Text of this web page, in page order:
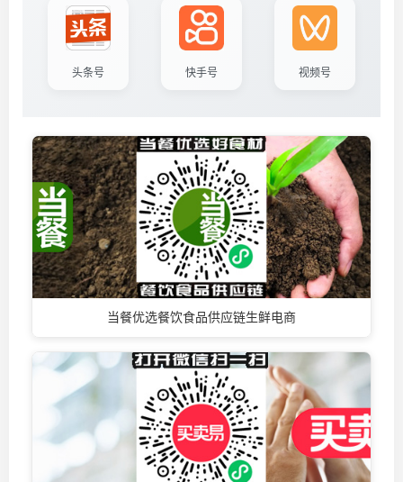
头条号 快手号 视频号
当餐优选餐饮食品供应链生鲜电商